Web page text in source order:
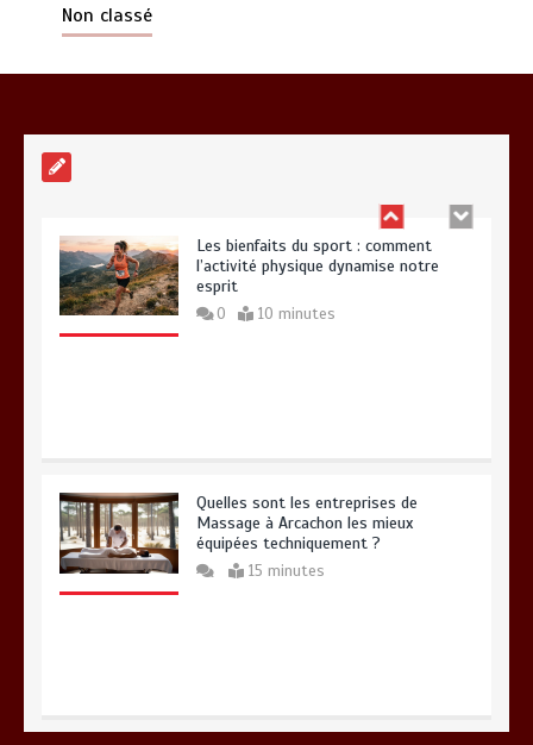
Non classé
Les bienfaits du sport : comment
l’activité physique dynamise notre
esprit
0 10 minutes
Quelles sont les entreprises de
Massage à Arcachon les mieux
équipées techniquement ?
15 minutes